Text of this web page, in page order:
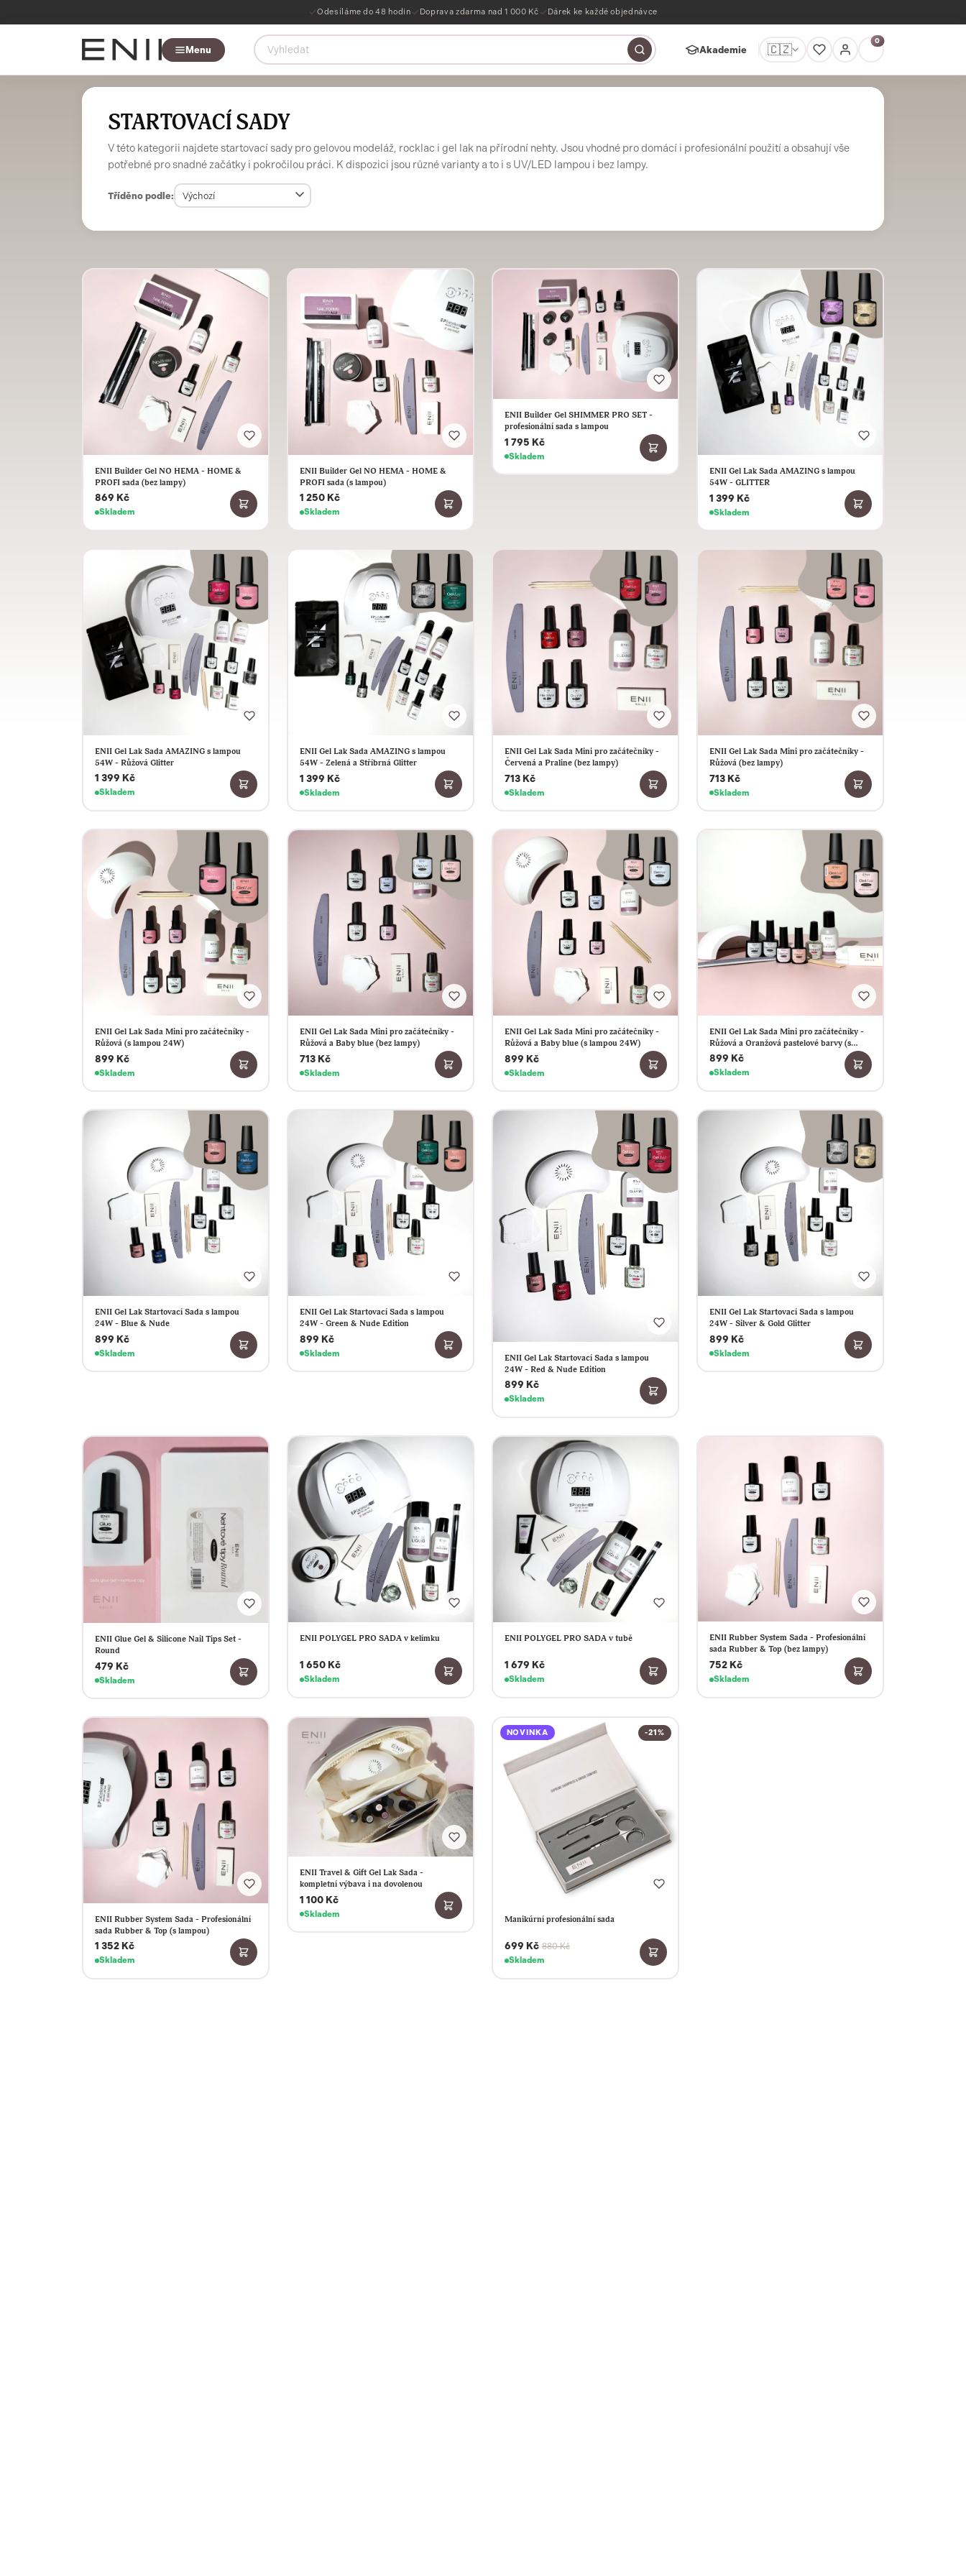
Odesíláme do 48 hodin Doprava zdarma nad 1 000 Kč Dárek ke každé objednávce
Menu Akademie 🇨🇿
0
STARTOVACÍ SADY
V této kategorii najdete startovací sady pro gelovou modeláž, rocklac i gel lak na přírodní nehty. Jsou vhodné pro domácí i profesionální použití a obsahují vše
potřebné pro snadné začátky i pokročilou práci. K dispozici jsou různé varianty a to i s UV/LED lampou i bez lampy.
Tříděno podle:
ENII Builder Gel NO HEMA - HOME &
PROFI sada (bez lampy)
869 Kč
Skladem
ENII Builder Gel NO HEMA - HOME &
PROFI sada (s lampou)
1 250 Kč
Skladem
ENII Builder Gel SHIMMER PRO SET -
profesionální sada s lampou
1 795 Kč
Skladem
ENII Gel Lak Sada AMAZING s lampou
54W - GLITTER
1 399 Kč
Skladem
ENII Gel Lak Sada AMAZING s lampou
54W - Růžová Glitter
1 399 Kč
Skladem
ENII Gel Lak Sada AMAZING s lampou
54W - Zelená a Stříbrná Glitter
1 399 Kč
Skladem
ENII Gel Lak Sada Mini pro začátečníky -
Červená a Praline (bez lampy)
713 Kč
Skladem
ENII Gel Lak Sada Mini pro začátečníky -
Růžová (bez lampy)
713 Kč
Skladem
ENII Gel Lak Sada Mini pro začátečníky -
Růžová (s lampou 24W)
899 Kč
Skladem
ENII Gel Lak Sada Mini pro začátečníky -
Růžová a Baby blue (bez lampy)
713 Kč
Skladem
ENII Gel Lak Sada Mini pro začátečníky -
Růžová a Baby blue (s lampou 24W)
899 Kč
Skladem
ENII Gel Lak Sada Mini pro začátečníky -
Růžová a Oranžová pastelové barvy (s
lampou 24W)
899 Kč
Skladem
ENII Gel Lak Startovací Sada s lampou
24W - Blue & Nude
899 Kč
Skladem
ENII Gel Lak Startovací Sada s lampou
24W - Green & Nude Edition
899 Kč
Skladem
ENII Gel Lak Startovací Sada s lampou
24W - Red & Nude Edition
899 Kč
Skladem
ENII Gel Lak Startovací Sada s lampou
24W - Silver & Gold Glitter
899 Kč
Skladem
ENII Glue Gel & Silicone Nail Tips Set -
Round
479 Kč
Skladem
ENII POLYGEL PRO SADA v kelímku
1 650 Kč
Skladem
ENII POLYGEL PRO SADA v tubě
1 679 Kč
Skladem
ENII Rubber System Sada - Profesionální
sada Rubber & Top (bez lampy)
752 Kč
Skladem
ENII Rubber System Sada - Profesionální
sada Rubber & Top (s lampou)
1 352 Kč
Skladem
ENII Travel & Gift Gel Lak Sada -
kompletní výbava i na dovolenou
1 100 Kč
Skladem
-21%
NOVINKA
Manikúrní profesionální sada
699 Kč 880 Kč
Skladem